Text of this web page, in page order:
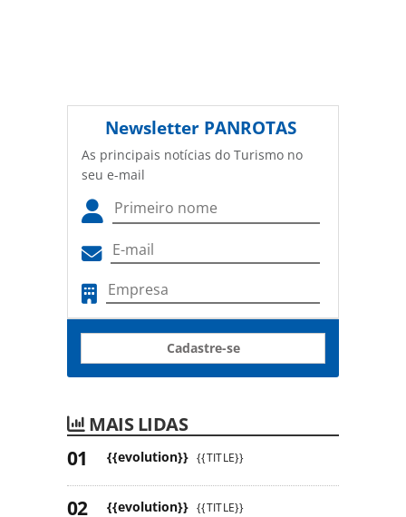
Newsletter PANROTAS
As principais notícias do Turismo no
seu e-mail
Cadastre-se
MAIS LIDAS
{{evolution}} {{TITLE}}
{{evolution}} {{TITLE}}